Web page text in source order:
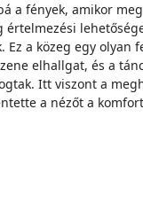
a fények, amikor
a közeg egy
elhallgat, és a
Itt viszont a
a nézőt a